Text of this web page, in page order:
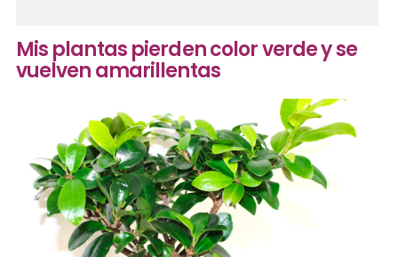
Mis plantas pierden color verde y se
vuelven amarillentas